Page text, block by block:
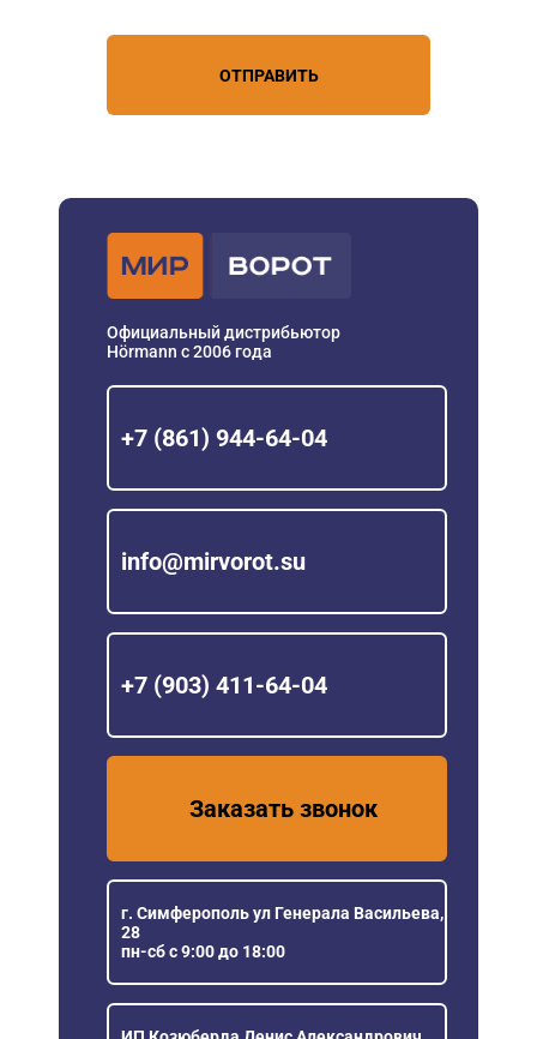
ОТПРАВИТЬ
Официальный дистрибьютор
Hörmann с 2006 года
+7 (861) 944-64-04
info@mirvorot.su
+7 (903) 411-64-04
Заказать звонок
г. Симферополь ул Генерала Васильева,
28
пн-сб с 9:00 до 18:00